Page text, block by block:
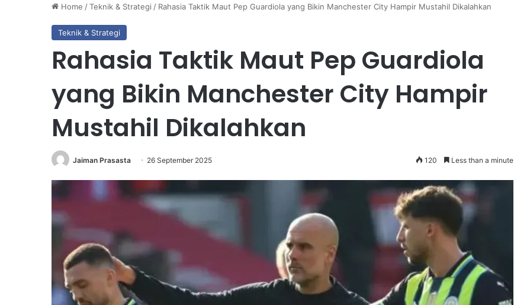
Home /Teknik & Strategi / Rahasia Taktik Maut Pep Guardiola yang Bikin Manchester City Hampir Mustahil Dikalahkan
Teknik & Strategi
Rahasia Taktik Maut Pep Guardiola
yang Bikin Manchester City Hampir
Mustahil Dikalahkan
Jaiman Prasasta 26 September 2025 120 Less than a minute